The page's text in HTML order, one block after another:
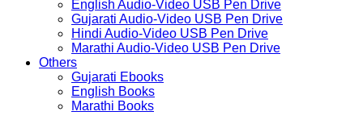
English Audio-Video USB Pen Drive
Gujarati Audio-Video USB Pen Drive
Hindi Audio-Video USB Pen Drive
Marathi Audio-Video USB Pen Drive
Others
Gujarati Ebooks
English Books
Marathi Books